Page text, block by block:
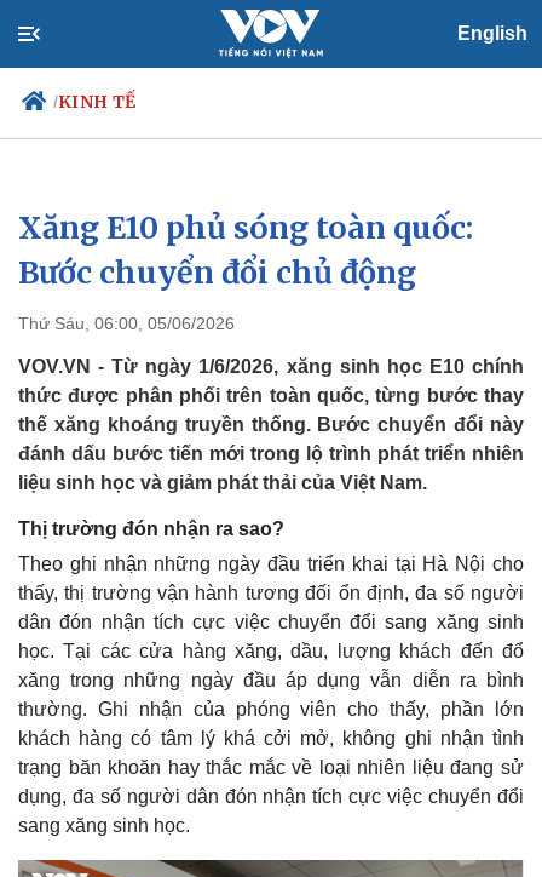
English
/KINH TẾ
Chính trị
Đảng
Tổ chức nhân sự
Nhận diện sự thật
Xã hội
Tin 24h
Dự báo thời tiết
Việc làm
Biển đảo
Xăng E10 phủ sóng toàn quốc:
Bước chuyển đổi chủ động
Thứ Sáu, 06:00, 05/06/2026
VOV.VN - Từ ngày 1/6/2026, xăng sinh học E10 chính
thức được phân phối trên toàn quốc, từng bước thay
thế xăng khoáng truyền thống. Bước chuyển đổi này
đánh dấu bước tiến mới trong lộ trình phát triển nhiên
liệu sinh học và giảm phát thải của Việt Nam.
Thị trường đón nhận ra sao?
Theo ghi nhận những ngày đầu triển khai tại Hà Nội cho
thấy, thị trường vận hành tương đối ổn định, đa số người
dân đón nhận tích cực việc chuyển đổi sang xăng sinh
học. Tại các cửa hàng xăng, dầu, lượng khách đến đổ
xăng trong những ngày đầu áp dụng vẫn diễn ra bình
thường. Ghi nhận của phóng viên cho thấy, phần lớn
khách hàng có tâm lý khá cởi mở, không ghi nhận tình
trạng băn khoăn hay thắc mắc về loại nhiên liệu đang sử
dụng, đa số người dân đón nhận tích cực việc chuyển đổi
sang xăng sinh học.